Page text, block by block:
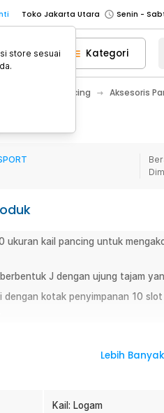
Toko Jakarta Utara
Toko Tangerang
Toko Cikupa
Pick n Go Jakarta Barat
Senin -
Pick n Go Bekasi
Senin -
Senin -
Senin -
Toko Jakarta Barat
Senin -
Toko Tangerang
Pick n Go Jakarta Barat
Senin -
Senin -
Kategori
Olahraga Memancing Aksesoris
ukuran kail pancing untuk
J dengan ujung tajam
dengan kotak penyimpanan 10
dengan 10 ukuran (No 3-12),
dan gagang panjang memudahkan
Lebih Banyak
Kail: Logam
store sesuai